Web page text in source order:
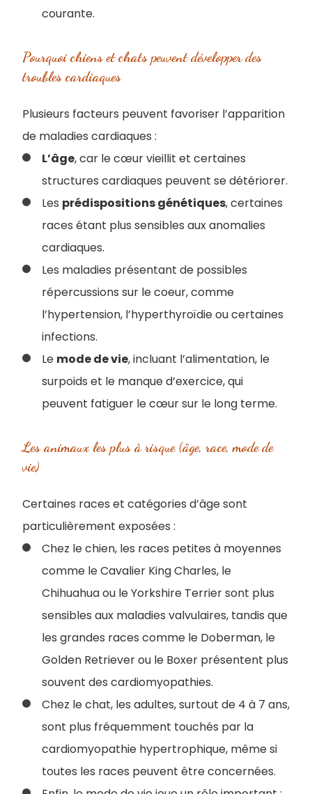
courante.
Pourquoi chiens et chats peuvent développer des
troubles cardiaques
Plusieurs facteurs peuvent favoriser l’apparition
de maladies cardiaques :
L’âge, car le cœur vieillit et certaines
structures cardiaques peuvent se détériorer.
Les prédispositions génétiques, certaines
races étant plus sensibles aux anomalies
cardiaques.
Les maladies présentant de possibles
répercussions sur le coeur, comme
l’hypertension, l’hyperthyroïdie ou certaines
infections.
Le mode de vie, incluant l’alimentation, le
surpoids et le manque d’exercice, qui
peuvent fatiguer le cœur sur le long terme.
Les animaux les plus à risque (âge, race, mode de
vie)
Certaines races et catégories d’âge sont
particulièrement exposées :
Chez le chien, les races petites à moyennes
comme le Cavalier King Charles, le
Chihuahua ou le Yorkshire Terrier sont plus
sensibles aux maladies valvulaires, tandis que
les grandes races comme le Doberman, le
Golden Retriever ou le Boxer présentent plus
souvent des cardiomyopathies.
Chez le chat, les adultes, surtout de 4 à 7 ans,
sont plus fréquemment touchés par la
cardiomyopathie hypertrophique, même si
toutes les races peuvent être concernées.